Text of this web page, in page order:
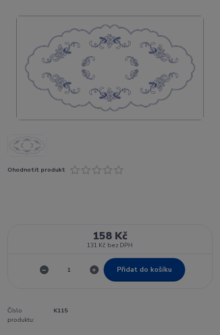
Ohodnotit produkt
158 Kč
131 Kč bez DPH
Přidat do košíku
Číslo
produktu:
K115